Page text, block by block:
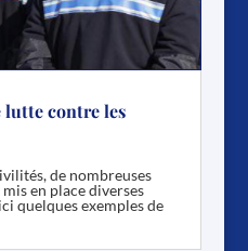
lutte contre les
de nombreuses
en place diverses
quelques exemples de